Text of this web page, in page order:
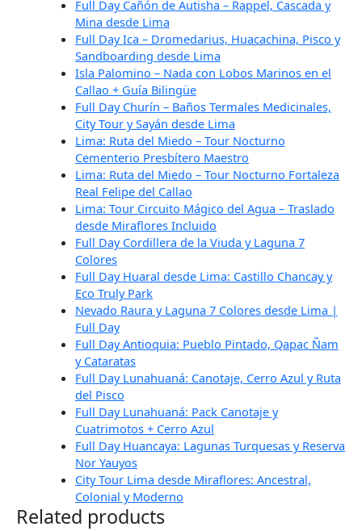
Full Day Cañón de Autisha – Rappel, Cascada y
Mina desde Lima
Full Day Ica – Dromedarius, Huacachina, Pisco y
Sandboarding desde Lima
Isla Palomino – Nada con Lobos Marinos en el
Callao + Guía Bilingüe
Full Day Churín – Baños Termales Medicinales,
City Tour y Sayán desde Lima
Lima: Ruta del Miedo – Tour Nocturno
Cementerio Presbítero Maestro
Lima: Ruta del Miedo – Tour Nocturno Fortaleza
Real Felipe del Callao
Lima: Tour Circuito Mágico del Agua – Traslado
desde Miraflores Incluido
Full Day Cordillera de la Viuda y Laguna 7
Colores
Full Day Huaral desde Lima: Castillo Chancay y
Eco Truly Park
Nevado Raura y Laguna 7 Colores desde Lima |
Full Day
Full Day Antioquia: Pueblo Pintado, Qapac Ñam
y Cataratas
Full Day Lunahuaná: Canotaje, Cerro Azul y Ruta
del Pisco
Full Day Lunahuaná: Pack Canotaje y
Cuatrimotos + Cerro Azul
Full Day Huancaya: Lagunas Turquesas y Reserva
Nor Yauyos
City Tour Lima desde Miraflores: Ancestral,
Colonial y Moderno
Related products